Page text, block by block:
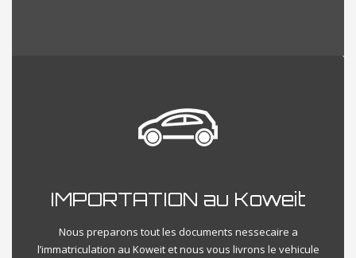
IMPORTATION au Koweit
Nous preparons tout les documents nessecaire a
l’immatriculation au Koweit et nous vous livrons le vehicule